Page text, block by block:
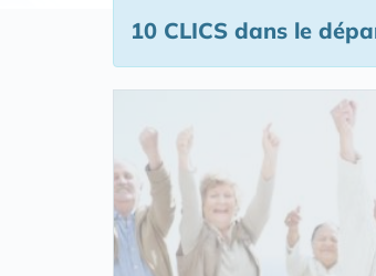
10 CLICS dans le